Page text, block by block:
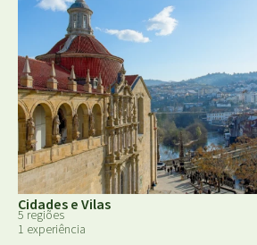
Cidades e Vilas
5 regiões
1 experiência